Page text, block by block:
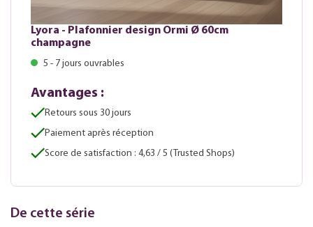
Lyora - Plafonnier design Ormi Ø 60cm
champagne
5 - 7 jours ouvrables
Avantages :
Retours sous 30 jours
Paiement après réception
Score de satisfaction : 4,63 / 5 (Trusted Shops)
De cette série